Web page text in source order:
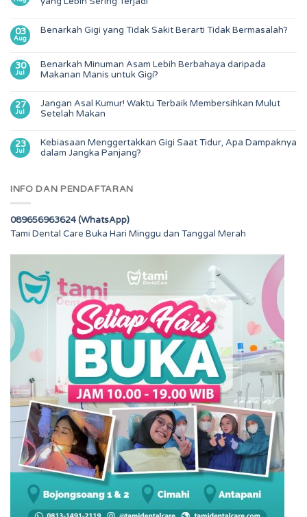
03
Aug
Benarkah Gigi yang Tidak Sakit Berarti Tidak Bermasalah?
30
Jul
Benarkah Minuman Asam Lebih Berbahaya daripada
Makanan Manis untuk Gigi?
27
Jul
Jangan Asal Kumur! Waktu Terbaik Membersihkan Mulut
Setelah Makan
23
Jul
Kebiasaan Menggertakkan Gigi Saat Tidur, Apa Dampaknya
dalam Jangka Panjang?
INFO DAN PENDAFTARAN
089656963624 (WhatsApp)
Tami Dental Care Buka Hari Minggu dan Tanggal Merah